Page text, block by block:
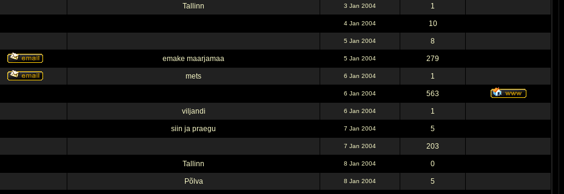
Tallinn 3 Jan 2004 1
4 Jan 2004 10
5 Jan 2004 8
emake maarjamaa 5 Jan 2004 279
mets 6 Jan 2004 1
6 Jan 2004 563
viljandi 6 Jan 2004 1
siin ja praegu 7 Jan 2004 5
7 Jan 2004 203
Tallinn 8 Jan 2004 0
Põlva 8 Jan 2004 5